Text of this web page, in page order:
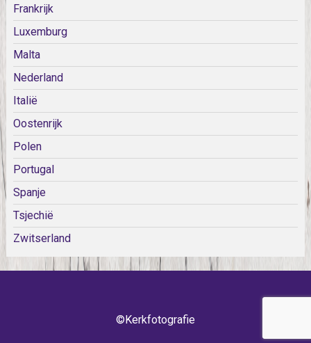
Frankrijk
Luxemburg
Malta
Nederland
Italië
Oostenrijk
Polen
Portugal
Spanje
Tsjechië
Zwitserland
©Kerkfotografie